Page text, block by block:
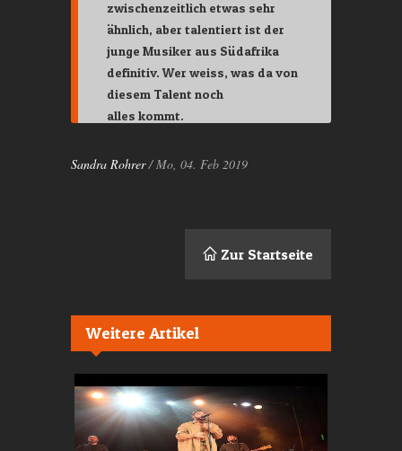
zwischenzeitlich etwas sehr
ähnlich, aber talentiert ist der
junge Musiker aus Südafrika
definitiv. Wer weiss, was da von
diesem Talent noch
alles kommt.
Sandra Rohrer/ Mo, 04. Feb 2019
Zur Startseite
Weitere Artikel